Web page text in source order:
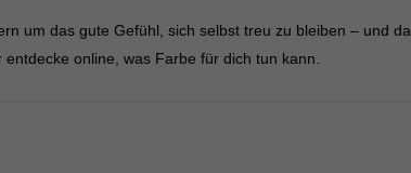
um das gute Gefühl, sich selbst treu zu bleiben – und
online, was Farbe für dich tun kann.